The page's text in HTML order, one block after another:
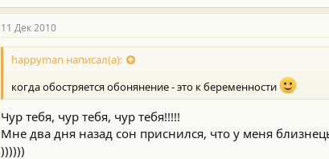
11 Дек 2010
happyman написал(а):
когда обостряется обонянение - это к беременности
Чур тебя, чур тебя, чур тебя!!!!!
Мне два дня назад сон приснился, что у меня
))))))